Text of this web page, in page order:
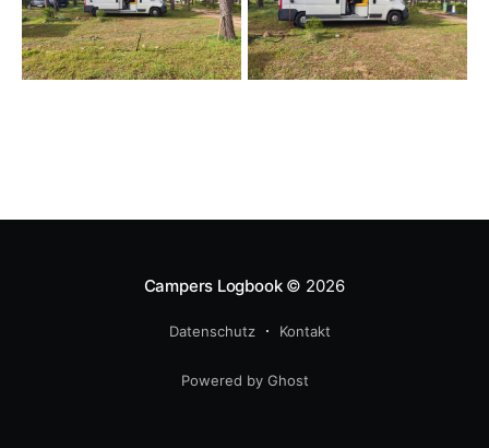
Campers Logbook© 2026
Datenschutz Kontakt
Powered by Ghost